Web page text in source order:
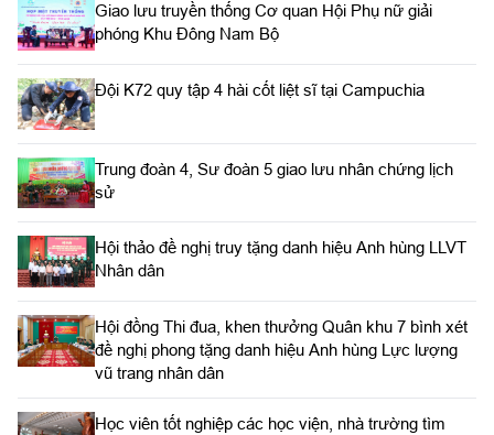
Giao lưu truyền thống Cơ quan Hội Phụ nữ giải
phóng Khu Đông Nam Bộ
Đội K72 quy tập 4 hài cốt liệt sĩ tại Campuchia
Trung đoàn 4, Sư đoàn 5 giao lưu nhân chứng lịch
sử
Hội thảo đề nghị truy tặng danh hiệu Anh hùng LLVT
Nhân dân
Hội đồng Thi đua, khen thưởng Quân khu 7 bình xét
đề nghị phong tặng danh hiệu Anh hùng Lực lượng
vũ trang nhân dân
Học viên tốt nghiệp các học viện, nhà trường tìm